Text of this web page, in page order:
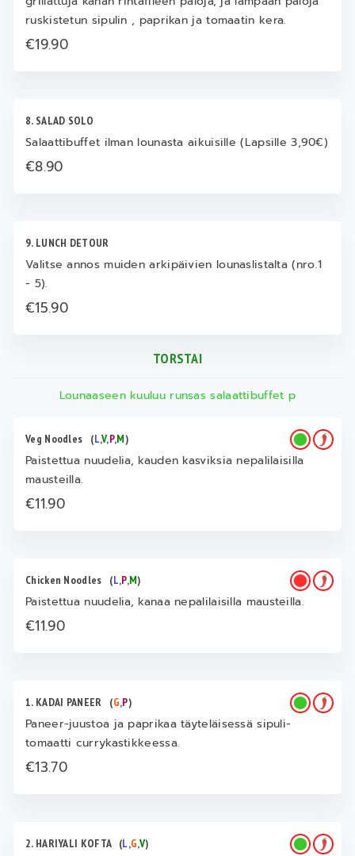
ruskistetun sipulin , paprikan ja tomaatin kera.
€19.90
8. SALAD SOLO
Salaattibuffet ilman lounasta aikuisille (Lapsille 3,90€)
€8.90
9. LUNCH DETOUR
Valitse annos muiden arkipäivien lounaslistalta (nro.1
- 5).
€15.90
TORSTAI
Lounaaseen kuuluu runsas salaattibuffet p
Veg Noodles (L,V,P,M)
Paistettua nuudelia, kauden kasviksia nepalilaisilla
mausteilla.
€11.90
Chicken Noodles (L,P,M)
Paistettua nuudelia, kanaa nepalilaisilla mausteilla.
€11.90
1. KADAI PANEER (G,P)
Paneer-juustoa ja paprikaa täyteläisessä sipuli-
tomaatti currykastikkeessa.
€13.70
2. HARIYALI KOFTA (L,G,V)